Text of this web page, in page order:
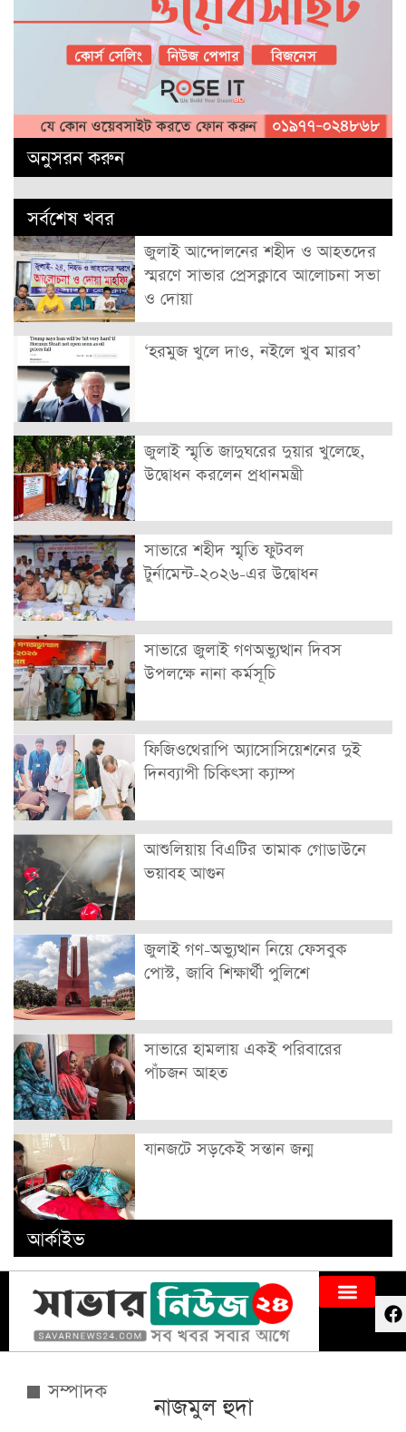
অনুসরন করুন
সর্বশেষ খবর
জুলাই আন্দোলনের শহীদ ও আহতদের
স্মরণে সাভার প্রেসক্লাবে আলোচনা সভা
ও দোয়া
‘হরমুজ খুলে দাও, নইলে খুব মারব’
জুলাই স্মৃতি জাদুঘরের দুয়ার খুলেছে,
উদ্বোধন করলেন প্রধানমন্ত্রী
সাভারে শহীদ স্মৃতি ফুটবল
টুর্নামেন্ট-২০২৬-এর উদ্বোধন
সাভারে জুলাই গণঅভ্যুত্থান দিবস
উপলক্ষে নানা কর্মসূচি
ফিজিওথেরাপি অ্যাসোসিয়েশনের দুই
দিনব্যাপী চিকিৎসা ক্যাম্প
আশুলিয়ায় বিএটির তামাক গোডাউনে
ভয়াবহ আগুন
জুলাই গণ-অভ্যুত্থান নিয়ে ফেসবুক
পোস্ট, জাবি শিক্ষার্থী পুলিশে
সাভারে হামলায় একই পরিবারের
পাঁচজন আহত
যানজটে সড়কেই সন্তান জন্ম
আর্কাইভ
সম্পাদক
নাজমুল হুদা